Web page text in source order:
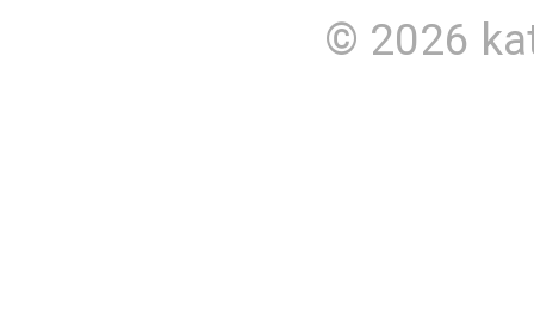
© 2026